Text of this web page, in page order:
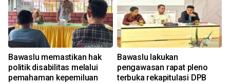
Bawaslu memastikan hak
politik disabilitas melalui
pemahaman kepemiluan
Bawaslu lakukan
pengawasan rapat pleno
terbuka rekapitulasi DPB